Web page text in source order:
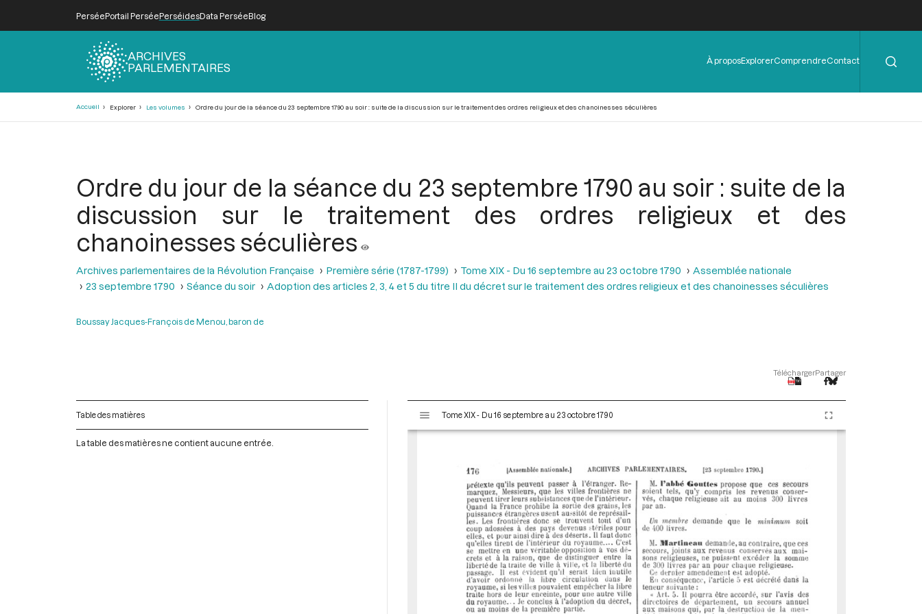
PerséePortail PerséePerséidesData PerséeBlog
ARCHIVES
PARLEMENTAIRES
Menu
de
À proposExplorerComprendreContact
Accueil Explorer Les volumes Ordre du jour de la séance du 23 septembre 1790 au soir : suite de la discussion sur le traitement des ordres religieux et des chanoinesses séculières
Ordre du jour de la séance du 23 septembre 1790 au soir : suite de la
discussion sur le traitement des ordres religieux et des
chanoinesses séculières
Archives parlementaires de la Révolution Française Première série (1787-1799) Tome XIX - Du 16 septembre au 23 octobre 1790
Assemblée nationale
23 septembre 1790
Séance du soir Adoption des articles 2, 3, 4 et 5 du titre II du décret sur le traitement des ordres religieux et des chanoinesses séculières
Boussay Jacques-François de Menou, baron de
TéléchargerPartager
Table des matières
La table des matières ne contient aucune entrée.
s
Tome XIX - Du 16 septembre au 23 octobre 1790